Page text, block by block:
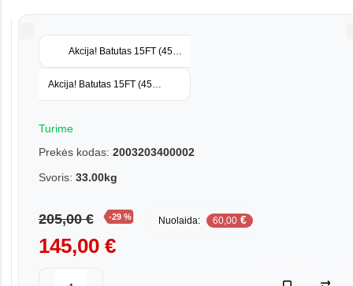
Akcija! Batutas 15FT (457 cm) Sports Jump su tinklu ir kopėtėlėmis
Akcija! Batutas 15FT (457 cm) Standart su tinklu ir kopėtėlėmis
Turime
Prekės kodas: 2003203400002
Svoris: 33.00kg
205,00 € -29 % Nuolaida: 60,00 €
145,00 €